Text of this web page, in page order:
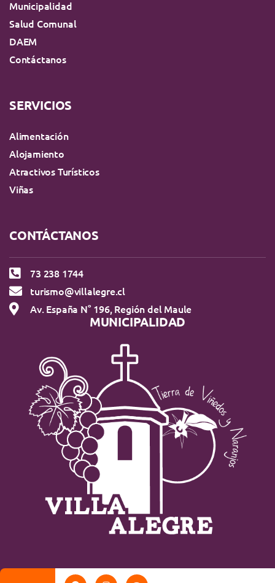
Municipalidad
Salud Comunal
DAEM
Contáctanos
SERVICIOS
Alimentación
Alojamiento
Atractivos Turísticos
Viñas
CONTÁCTANOS
73 238 1744
turismo@villalegre.cl
Av. España N° 196, Región del Maule
MUNICIPALIDAD